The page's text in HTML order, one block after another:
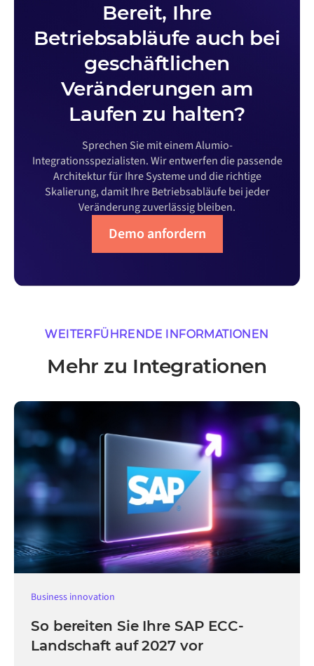
Bereit, Ihre
Betriebsabläufe auch bei
geschäftlichen
Veränderungen am
Laufen zu halten?
Sprechen Sie mit einem Alumio-
Integrationsspezialisten. Wir entwerfen die passende
Architektur für Ihre Systeme und die richtige
Skalierung, damit Ihre Betriebsabläufe bei jeder
Veränderung zuverlässig bleiben.
Demo anfordern
WEITERFÜHRENDE INFORMATIONEN
Mehr zu Integrationen
Business innovation
So bereiten Sie Ihre SAP ECC-
Landschaft auf 2027 vor